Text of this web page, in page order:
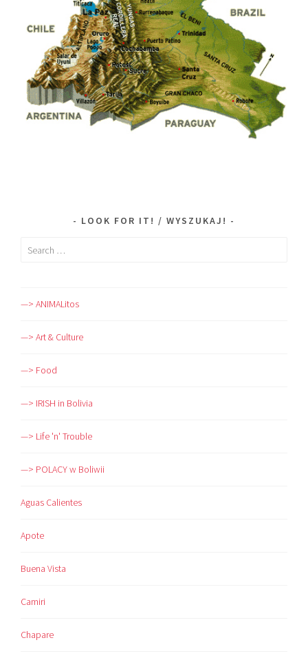
LOOK FOR IT! / WYSZUKAJ!
Search
—> ANIMALitos
—> Art & Culture
—> Food
—> IRISH in Bolivia
—> Life 'n' Trouble
—> POLACY w Boliwii
Aguas Calientes
Apote
Buena Vista
Camiri
Chapare